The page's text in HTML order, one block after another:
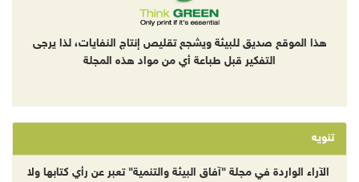
هذا الموقع صديق للبيئة ويشجع تقليص إنتاج النفايات، لذا يرجى
التفكير قبل طباعة أي من مواد هذه المجلة
تنويه
الآراء الواردة في مجلة "آفاق البيئة والتنمية" تعبر عن رأي كتابها ولا